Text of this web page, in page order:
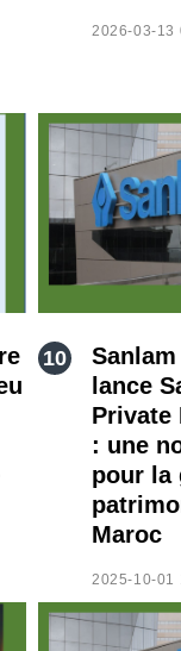
2026-03-13
lance
Private
: une
pour la
Maroc
2025-10-01